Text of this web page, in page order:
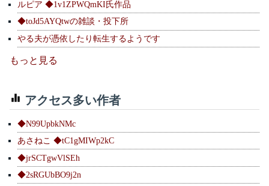
ルピア ◆1v1ZPWQmKI氏作品
◆toJd5AYQtwの雑談・投下所
やる夫が憑依したり転生するようです
もっと見る
アクセス多い作者
◆N99UpbkNMc
あさねこ ◆tC1gMIWp2kC
◆jrSCTgwVlSEh
◆2sRGUbBO9j2n